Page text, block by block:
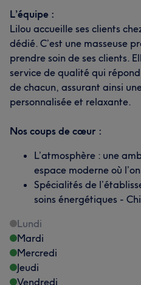
L’équipe :
Lilou accueille ses clients
dédié. C’est une masseuse
prendre soin de ses clients.
service de qualité qui
de chacun, assurant ainsi
personnalisée et relaxante.
Nos coups de cœur :
L’atmosphère : une
espace moderne où
Spécialités de
soins énergétiques -
Lundi
Mardi
Mercredi
Jeudi
Vendredi